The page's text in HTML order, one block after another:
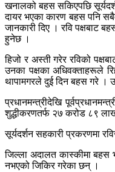
खनालको बहस सकिएपछि
दायर भएका कारण बहस पनि
जानकारी दिए । रवि पक्षबाट
हुनेछ ।
हिजो र अस्ती गरेर रविको
उनका पक्षका अधिवक्ताहरूले
थापामगरले दुई दिन बहस गरे ।
प्रधानमन्त्रीदेखि
शुद्धीकरणतर्फ २७ करोड ८९ लाख
सूर्यदर्शन सहकारी प्रकरणमा
जिल्ला अदालत कास्कीमा बहस
नभएको जिकिर गरेका छन् ।